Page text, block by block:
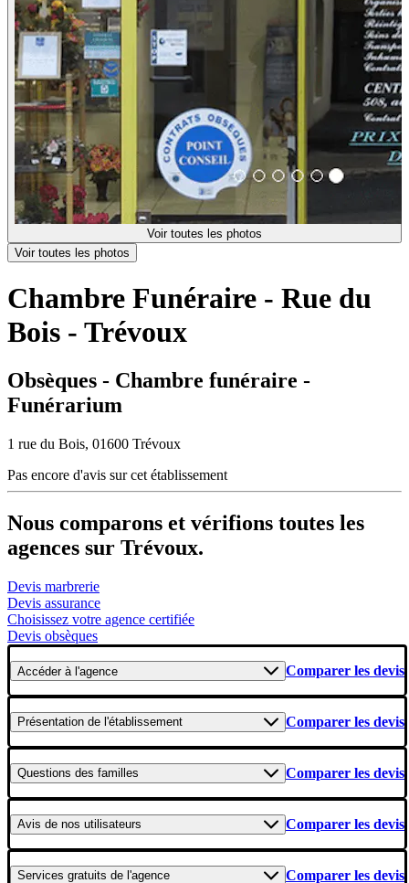
Voir toutes les photos
Voir toutes les photos
Chambre Funéraire - Rue du
Bois - Trévoux
Obsèques - Chambre funéraire -
Funérarium
1 rue du Bois, 01600 Trévoux
Pas encore d'avis sur cet établissement
Nous comparons et vérifions toutes les
agences sur Trévoux.
Devis marbrerie
Devis assurance
Choisissez votre agence certifiée
Devis obsèques
Accéderà l'agence Comparer les devis
Présentation de l'établissement Comparer les devis
Questions des familles Comparer les devis
Avis de nos utilisateurs Comparer les devis
Services gratuits de l'agence Comparer les devis